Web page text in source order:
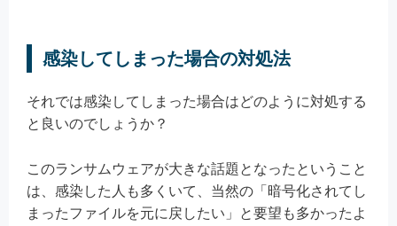
感染してしまった場合の対処法
それでは感染してしまった場合はどのように対処する
と良いのでしょうか？
このランサムウェアが大きな話題となったということ
は、感染した人も多くいて、当然の「暗号化されてし
まったファイルを元に戻したい」と要望も多かったよ